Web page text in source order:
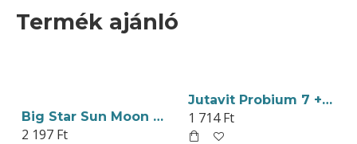
Termék ajánló
Big Star Sun Moon Szerzetesek Körtéje Szárított Gyümölcs 4db
2 197 Ft
Jutavit Probium 7 + Inulin Kapszula 15db
1 714 Ft